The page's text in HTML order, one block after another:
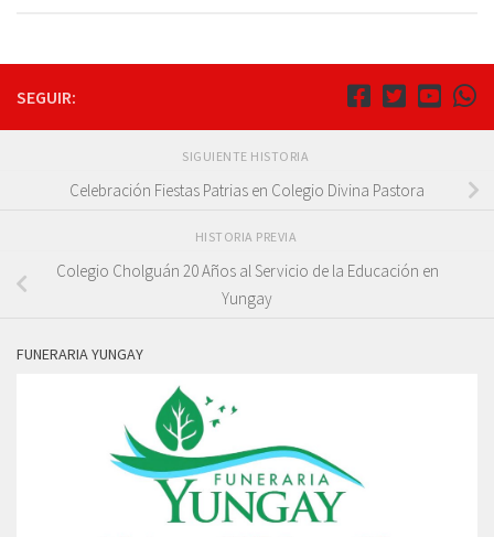
SEGUIR:
SIGUIENTE HISTORIA
Celebración Fiestas Patrias en Colegio Divina Pastora
HISTORIA PREVIA
Colegio Cholguán 20 Años al Servicio de la Educación en
Yungay
FUNERARIA YUNGAY